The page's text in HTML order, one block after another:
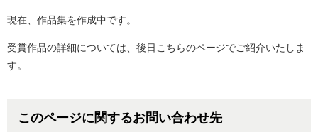
現在、作品集を作成中です。
受賞作品の詳細については、後日こちらのページでご紹介いたしま
す。
このページに関するお問い合わせ先